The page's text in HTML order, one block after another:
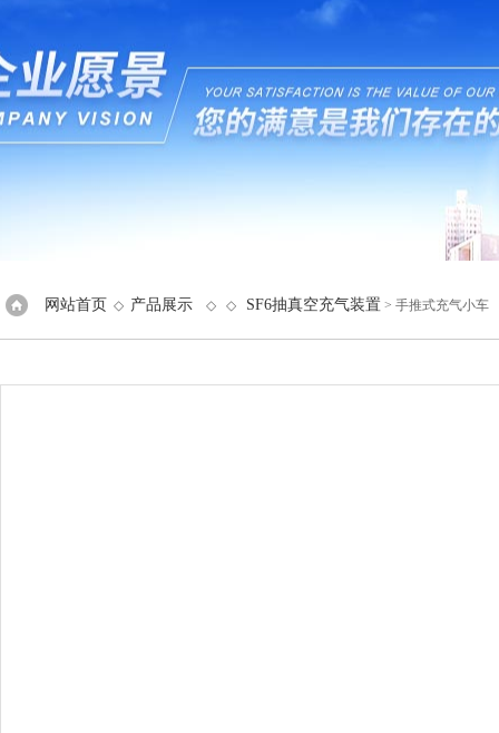
网站首页 ◇ 产品展示 ◇ ◇ SF6抽真空充气装置 > 手推式充气小车